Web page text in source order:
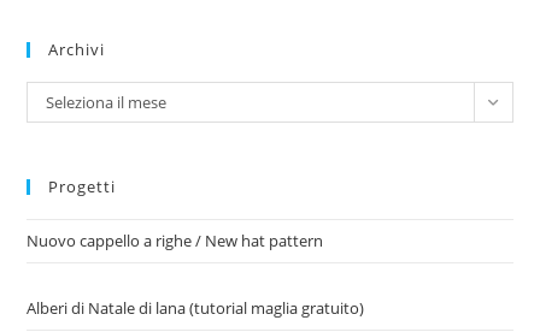
Archivi
Archivi
Seleziona il mese
Progetti
Nuovo cappello a righe / New hat pattern
Alberi di Natale di lana (tutorial maglia gratuito)